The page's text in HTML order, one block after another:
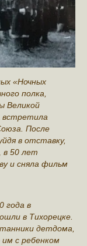
«Ночных
полка,
Великой
встретила
После
в отставку,
в 50 лет
и сняла фильм
года в
в Тихорецке.
детдома,
с ребенком